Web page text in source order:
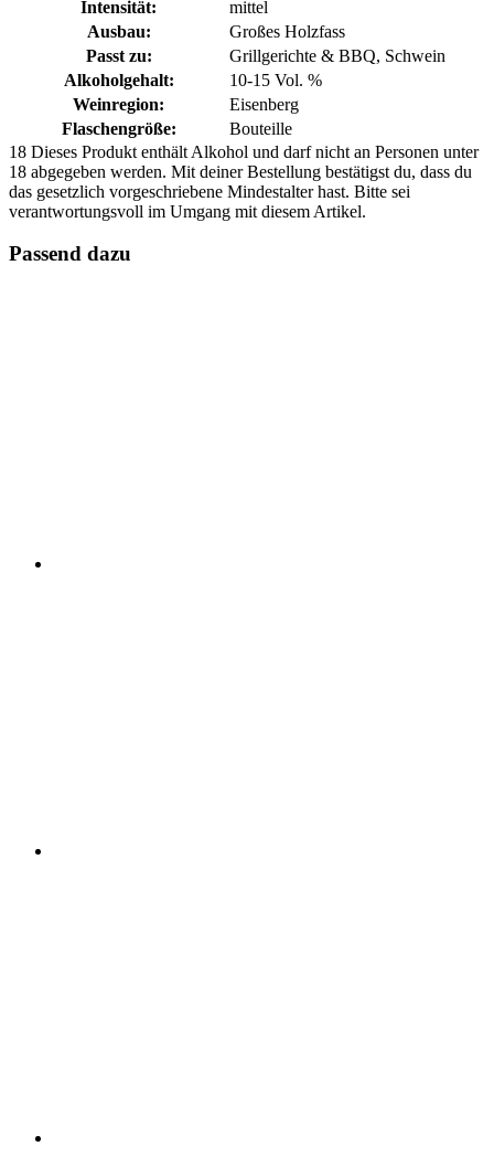
Intensität:
mittel
Ausbau:
Großes Holzfass
Passt zu:
Grillgerichte & BBQ, Schwein
Alkoholgehalt:
10-15 Vol. %
Weinregion:
Eisenberg
Flaschengröße:
Bouteille
18 Dieses Produkt enthält Alkohol und darf nicht an Personen unter
18 abgegeben werden. Mit deiner Bestellung bestätigst du, dass du
das gesetzlich vorgeschriebene Mindestalter hast. Bitte sei
verantwortungsvoll im Umgang mit diesem Artikel.
Passend dazu